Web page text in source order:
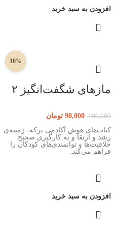
افزودن به سبد خرید
10%
مازهای شگفت‌انگیز ۲
100,000
90,000 تومان
کتاب‌های هوش آکادمی برکه، زمینه‌ی
رشد و ارتقا و به کارگیری صحیح
خلاقیت‌ها و توانمندی‌های کودکان را
فراهم می‌کند.
افزودن به سبد خرید